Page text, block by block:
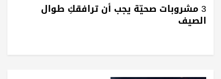
3 مشروبات صحيّة يجب أن ترافقكِ طوال
الصيف